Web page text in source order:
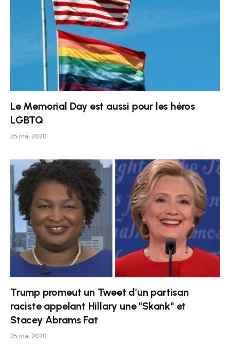
Le Memorial Day est aussi pour les héros
LGBTQ
25 mai 2020
Trump promeut un Tweet d'un partisan
raciste appelant Hillary une "Skank" et
Stacey Abrams Fat
25 mai 2020